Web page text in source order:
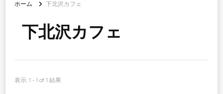
ホーム 下北沢カフェ
下北沢カフェ
表示: 1 - 1 of 1 結果